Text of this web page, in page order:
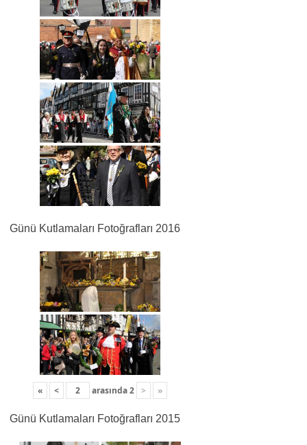
Günü Kutlamaları Fotoğrafları 2016
« < arasında2 > »
Günü Kutlamaları Fotoğrafları 2015